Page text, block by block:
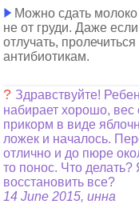
Можно сдать
не от груди. Даже
отлучать,
антибиотикам.
? Здравствуйте!
набирает хорошо, вес
прикорм в виде
ложек и началось.
отлично и до пюре
то понос. Что
восстановить все?
14 June 2015, инна